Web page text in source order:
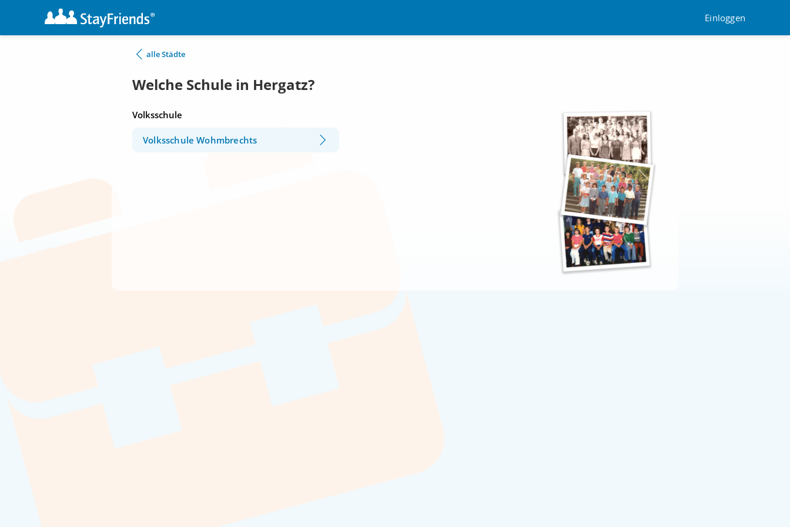
Einloggen
alle Städte
Welche Schule in Hergatz?
Volksschule
Volksschule Wohmbrechts